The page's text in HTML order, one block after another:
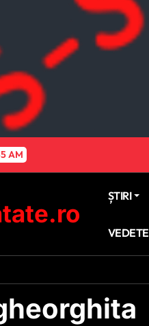
AM
ȘTIRI
VEDETE